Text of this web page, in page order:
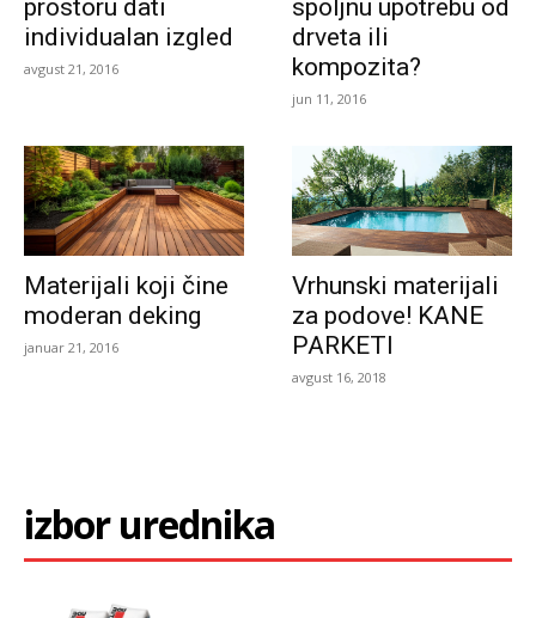
prostoru dati
individualan izgled
avgust 21, 2016
spoljnu upotrebu od
drveta ili
kompozita?
jun 11, 2016
Materijali koji čine
moderan deking
januar 21, 2016
Vrhunski materijali
za podove! KANE
PARKETI
avgust 16, 2018
izbor urednika